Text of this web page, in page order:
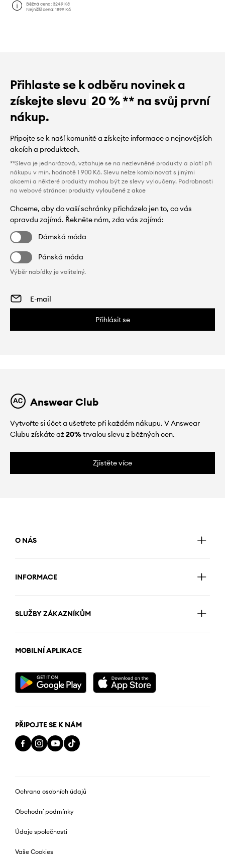
Běžná cena:3249 Kč
Nejnižší cena:1899 Kč
Přihlaste se k odběru novinek a
získejte slevu 20 %** na svůj první
nákup.
Připojte se k naší komunitě a získejte informace o nejnovějších
akcích a produktech.
**Sleva je jednorázová, vztahuje se na nezlevněné produkty a platí při
nákupu v min. hodnotě 1 900 Kč. Slevu nelze kombinovat s jinými
akcemi a některé produkty mohou být ze slevy vyloučeny. Podrobnosti
na webové stránce: produkty vyloučené z akce
Chceme, aby do vaší schránky přicházelo jen to, co vás
opravdu zajímá. Řekněte nám, zda vás zajímá:
Dámská móda
Pánská móda
Výběr nabídky je volitelný.
Přihlásit se
Answear Club
Vytvořte si účet a ušetřete při každém nákupu. V Answear
Clubu získáte až20%trvalou slevu z běžných cen.
Zjistěte více
O NÁS
INFORMACE
SLUŽBY ZÁKAZNÍKŮM
MOBILNÍ APLIKACE
PŘIPOJTE SE K NÁM
Ochrana osobních údajů
Obchodní podmínky
Údaje společnosti
Vaše Cookies